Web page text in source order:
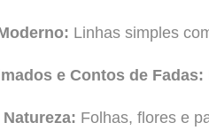
Linhas simples
e Contos de Fadas:
Folhas, flores e